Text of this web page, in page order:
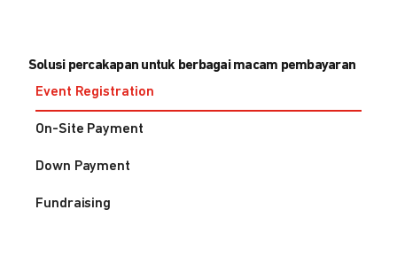
Solusi percakapan untuk berbagai macam pembayaran
Event Registration
On-Site Payment
Down Payment
Fundraising